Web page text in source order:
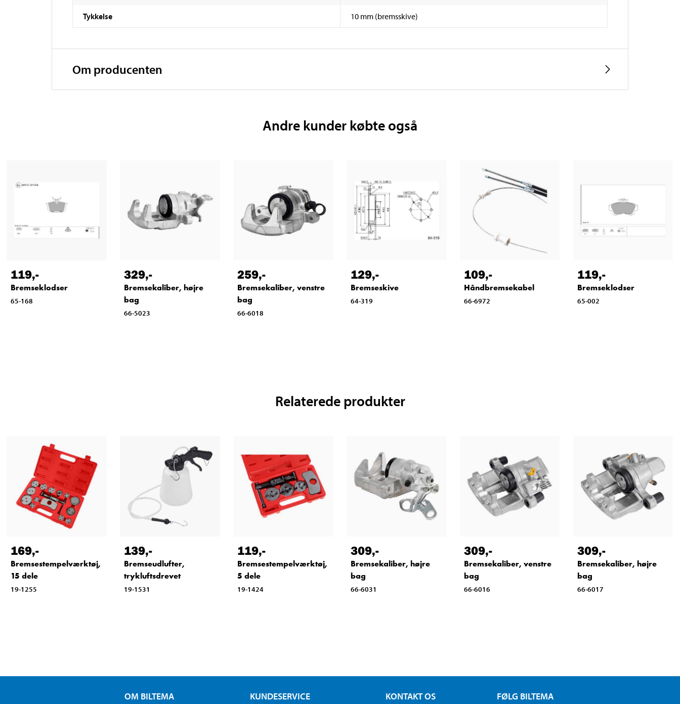
Tykkelse 10 mm (bremsskive)
Om producenten
Andre kunder købte også
119,-
Bremseklodser
65-168
329,-
Bremsekaliber, højre
bag
66-5023
259,-
Bremsekaliber, venstre
bag
66-6018
129,-
Bremseskive
64-319
109,-
Håndbremsekabel
66-6972
119,-
Bremseklodser
65-002
Relaterede produkter
169,-
Bremsestempelværktøj,
15 dele
19-1255
139,-
Bremseudlufter,
trykluftsdrevet
19-1531
119,-
Bremsestempelværktøj,
5 dele
19-1424
309,-
Bremsekaliber, højre
bag
66-6031
309,-
Bremsekaliber, venstre
bag
66-6016
309,-
Bremsekaliber, højre
bag
66-6017
OM BILTEMA KUNDESERVICE KONTAKT OS FØLG BILTEMA